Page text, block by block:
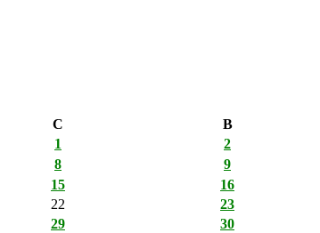
С
В
1
2
8
9
15
16
22
23
29
30